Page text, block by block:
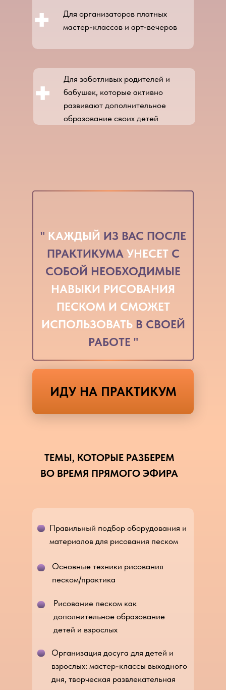
" КАЖДЫЙ ИЗ ВАС ПОСЛЕ
ПРАКТИКУМА УНЕСЕТС
СОБОЙ НЕОБХОДИМЫЕ
НАВЫКИ РИСОВАНИЯ
ПЕСКОМ И СМОЖЕТ
ИСПОЛЬЗОВАТЬВ СВОЕЙ
РАБОТЕ "
+
+
ИДУ НА ПРАКТИКУМ
Для организаторов платных
мастер-классов и арт-вечеров
Для заботливых родителей и
бабушек, которые активно
развивают дополнительное
образование своих детей
ТЕМЫ, КОТОРЫЕ РАЗБЕРЕМ
ВО ВРЕМЯ ПРЯМОГО ЭФИРА
Правильный подбор оборудования и
материалов для рисования песком
Основные техники рисования
песком/практика
Рисование песком как
дополнительное образование
детей и взрослых
Организация досуга для детей и
взрослых: мастер-классы выходного
дня, творческая развлекательная